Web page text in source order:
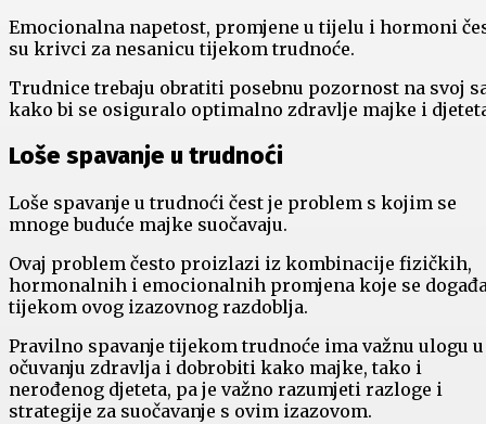
Emocionalna napetost, promjene u tijelu i hormoni
su krivci za nesanicu tijekom trudnoće.
Trudnice trebaju obratiti posebnu pozornost na svoj
kako bi se osiguralo optimalno zdravlje majke i
Loše spavanje u trudnoći
Loše spavanje u trudnoći čest je problem s kojim se
mnoge buduće majke suočavaju.
Ovaj problem često proizlazi iz kombinacije fizičkih,
hormonalnih i emocionalnih promjena koje se
tijekom ovog izazovnog razdoblja.
Pravilno spavanje tijekom trudnoće ima važnu ulogu u
očuvanju zdravlja i dobrobiti kako majke, tako i
nerođenog djeteta, pa je važno razumjeti razloge i
strategije za suočavanje s ovim izazovom.